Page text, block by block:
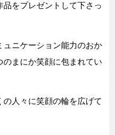
をプレゼントして下さっ
ニケーション能力のおか
のまにか笑顔に包まれてい
人々に笑顔の輪を広げて